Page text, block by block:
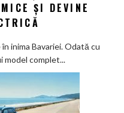
eră
Cea
BMW
renunță
ȘI DEVINE
inima Bavariei. Odată cu
model complet...